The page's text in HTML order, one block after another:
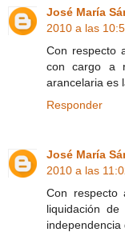
José María
2010 a las
Con respecto
con cargo a
arancelaria es
Responder
José María
2010 a las
Con respecto
liquidación
independencia